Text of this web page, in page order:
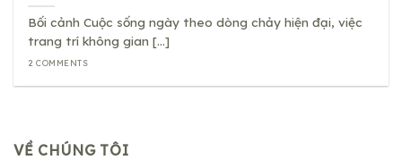
Bối cảnh Cuộc sống ngày theo dòng chảy hiện đại, việc
trang trí không gian [...]
2 COMMENTS
VỀ CHÚNG TÔI